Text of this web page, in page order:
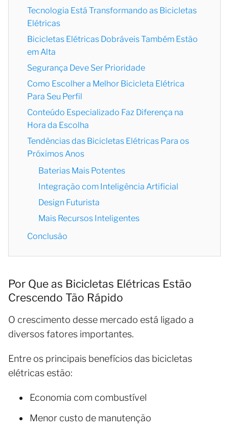
Tecnologia Está Transformando as Bicicletas
Elétricas
Bicicletas Elétricas Dobráveis Também Estão
em Alta
Segurança Deve Ser Prioridade
Como Escolher a Melhor Bicicleta Elétrica
Para Seu Perfil
Conteúdo Especializado Faz Diferença na
Hora da Escolha
Tendências das Bicicletas Elétricas Para os
Próximos Anos
Baterias Mais Potentes
Integração com Inteligência Artificial
Design Futurista
Mais Recursos Inteligentes
Conclusão
Por Que as Bicicletas Elétricas Estão
Crescendo Tão Rápido
O crescimento desse mercado está ligado a
diversos fatores importantes.
Entre os principais benefícios das bicicletas
elétricas estão:
Economia com combustível
Menor custo de manutenção